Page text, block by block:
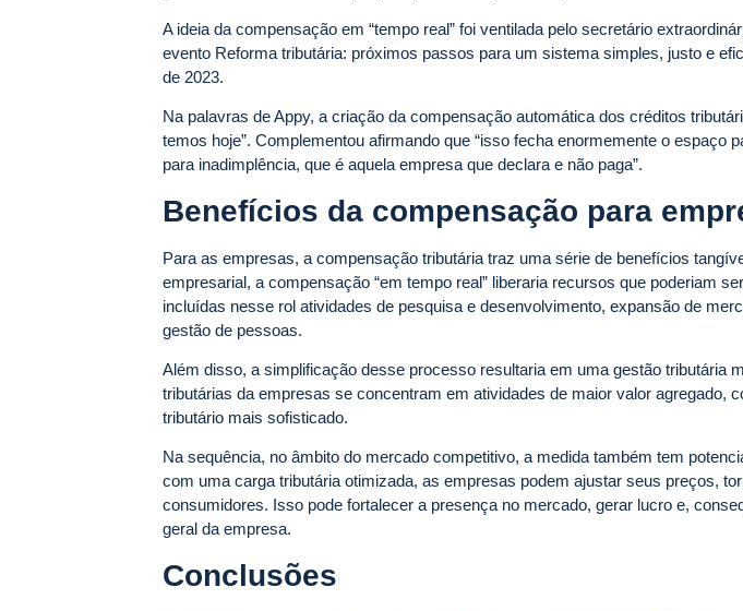
A ideia da compensação em “tempo real” foi ventilada pelo secretário
evento Reforma tributária: próximos passos para um sistema simples, justo e
de 2023.
Na palavras de Appy, a criação da compensação automática dos créditos
temos hoje”. Complementou afirmando que “isso fecha enormemente o espaço
para inadimplência, que é aquela empresa que declara e não paga”.
Benefícios da compensação para
Para as empresas, a compensação tributária traz uma série de benefícios
empresarial, a compensação “em tempo real” liberaria recursos que poderiam
incluídas nesse rol atividades de pesquisa e desenvolvimento, expansão de
gestão de pessoas.
Além disso, a simplificação desse processo resultaria em uma gestão tributária
tributárias da empresas se concentram em atividades de maior valor agregado,
tributário mais sofisticado.
Na sequência, no âmbito do mercado competitivo, a medida também tem
com uma carga tributária otimizada, as empresas podem ajustar seus preços,
consumidores. Isso pode fortalecer a presença no mercado, gerar lucro e,
geral da empresa.
Conclusões